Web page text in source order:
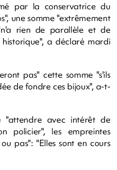
par la conservatrice du
une somme "extrêmement
rien de parallèle et de
a déclaré mardi
pas" cette somme "s'ils
de fondre ces bijoux", a-t-
"attendre avec intérêt de
policier", les empreintes
pas": "Elles sont en cours